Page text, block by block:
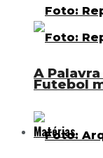
Futebol
Matérias
A